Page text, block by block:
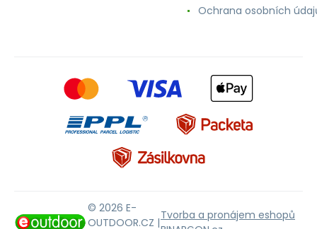
Ochrana osobních
© 2026 E-
OUTDOOR.CZ |
Tvorba a pronájem eshopů